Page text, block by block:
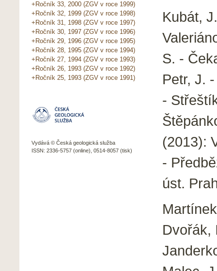
+Ročník 33, 2000 (ZGV v roce 1999)
+Ročník 32, 1999 (ZGV v roce 1998)
+Ročník 31, 1998 (ZGV v roce 1997)
+Ročník 30, 1997 (ZGV v roce 1996)
+Ročník 29, 1996 (ZGV v roce 1995)
+Ročník 28, 1995 (ZGV v roce 1994)
+Ročník 27, 1994 (ZGV v roce 1993)
+Ročník 26, 1993 (ZGV v roce 1992)
+Ročník 25, 1993 (ZGV v roce 1991)
Vydává © Česká geologická služba
ISSN: 2336-5757 (online), 0514-8057 (tisk)
Kubát,
S. -
Petr, J.
-
(2013):
-
úst.
Dvořák,